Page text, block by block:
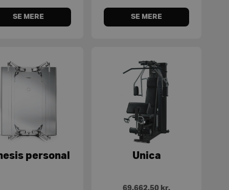
SE MERE SE MERE
personal Unica
69.662,50 kr.